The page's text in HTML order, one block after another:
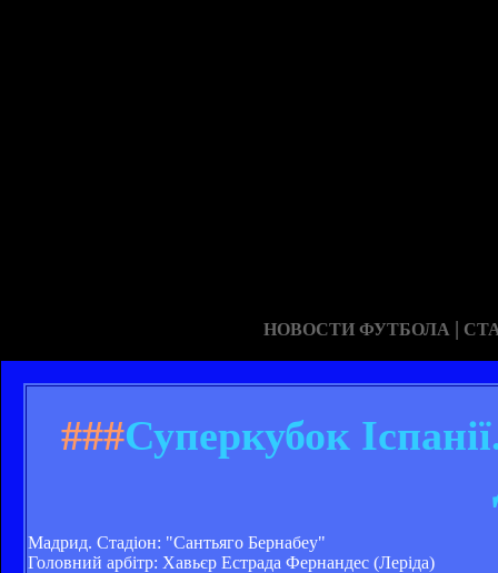
НОВОСТИ ФУТБОЛА |
###Суперкубок
Мадрид. Стадіон: "Сантьяго Бернабеу"
Головний арбітр: Хавьєр Естрада Фернандес (Леріда)